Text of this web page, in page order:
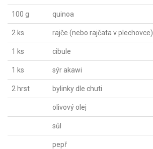
100 g quinoa
2 ks rajče (nebo rajčata v plechovce)
1 ks cibule
1 ks sýr akawi
2 hrst bylinky dle chuti
olivový olej
sůl
pepř